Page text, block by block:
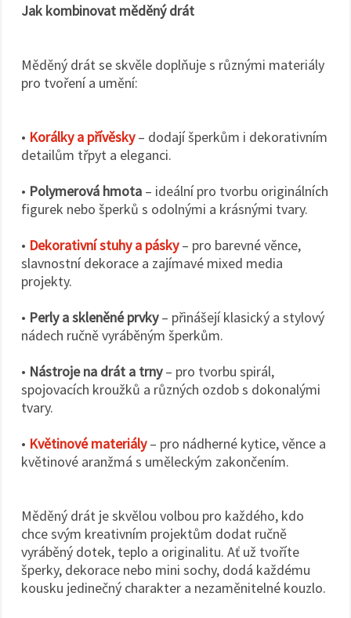
Jak kombinovat měděný drát
Měděný drát se skvěle doplňuje s různými materiály
pro tvoření a umění:
• Korálky a přívěsky– dodají šperkům i dekorativním
detailům třpyt a eleganci.
• Polymerová hmota – ideální pro tvorbu originálních
figurek nebo šperků s odolnými a krásnými tvary.
• Dekorativní stuhy a pásky– pro barevné věnce,
slavnostní dekorace a zajímavé mixed media
projekty.
• Perly a skleněné prvky– přinášejí klasický a stylový
nádech ručně vyráběným šperkům.
• Nástroje na drát a trny– pro tvorbu spirál,
spojovacích kroužků a různých ozdob s dokonalými
tvary.
• Květinové materiály– pro nádherné kytice, věnce a
květinové aranžmá s uměleckým zakončením.
Měděný drát je skvělou volbou pro každého, kdo
chce svým kreativním projektům dodat ručně
vyráběný dotek, teplo a originalitu. Ať už tvoříte
šperky, dekorace nebo mini sochy, dodá každému
kousku jedinečný charakter a nezaměnitelné kouzlo.